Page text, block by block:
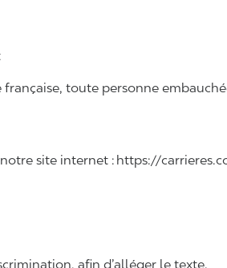
toute personne
site internet : https://
afin d’alléger le texte.